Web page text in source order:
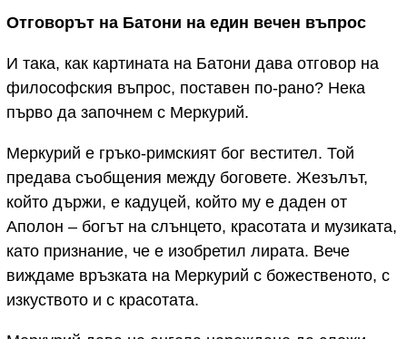
Отговорът на Батони на един вечен въпрос
И така, как картината на Батони дава отговор на
философския въпрос, поставен по-рано? Нека
първо да започнем с Меркурий.
Меркурий е гръко-римският бог вестител. Той
предава съобщения между боговете. Жезълът,
който държи, е кадуцей, който му е даден от
Аполон – богът на слънцето, красотата и музиката,
като признание, че е изобретил лирата. Вече
виждаме връзката на Меркурий с божественото, с
изкуството и с красотата.